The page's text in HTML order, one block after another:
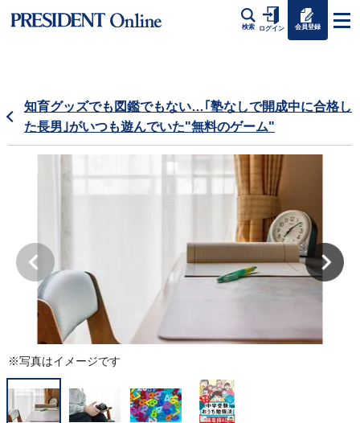
検索 ログイン 会員登録
知育グッズでも図鑑でもない…｢塾なしで開成中に合格し
た長男｣がいつも遊んでいた"無料のゲーム"
※写真はイメージです